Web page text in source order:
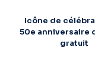
Icône de
50e anniversaire
gratuit